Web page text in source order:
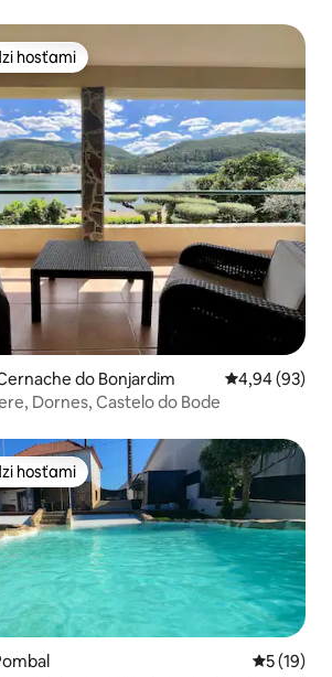
hosťami
hosťami
do Bonjardim Priemerné
4,94 (93)
Dornes, Castelo do Bode
hosťami
hosťami
5 (19)